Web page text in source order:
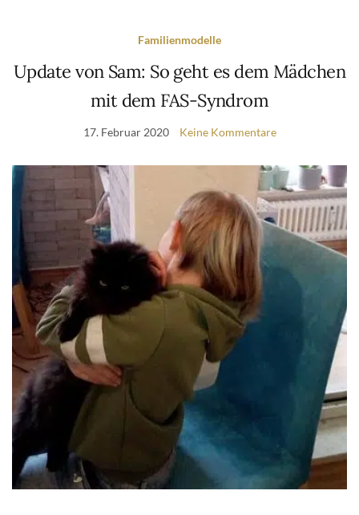
Familienmodelle
Update von Sam: So geht es dem Mädchen
mit dem FAS-Syndrom
17. Februar 2020 Keine Kommentare